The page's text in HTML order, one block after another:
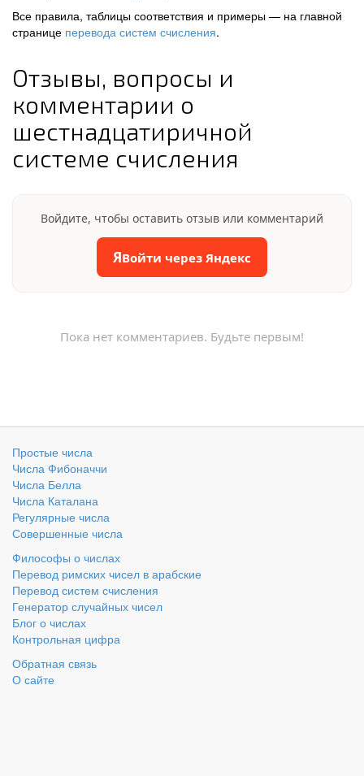
Все правила, таблицы соответствия и примеры — на главной
странице перевода систем счисления.
Отзывы, вопросы и
комментарии о
шестнадцатиричной
системе счисления
Войдите, чтобы оставить отзыв или комментарий
ЯВойти через Яндекс
Пока нет комментариев. Будьте первым!
Простые числа
Числа Фибоначчи
Числа Белла
Числа Каталана
Регулярные числа
Совершенные числа
Философы о числах
Перевод римских чисел в арабские
Перевод систем счисления
Генератор случайных чисел
Блог о числах
Контрольная цифра
Обратная связь
О сайте